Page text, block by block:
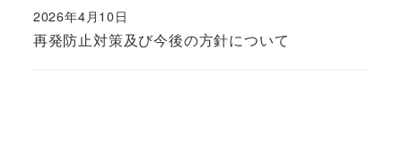
再発防止対策及び今後の方針について
投稿日
2026年4月10日